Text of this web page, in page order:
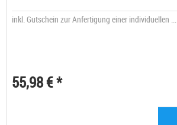
inkl. Gutschein zur Anfertigung einer individuellen ...
55,98 € *